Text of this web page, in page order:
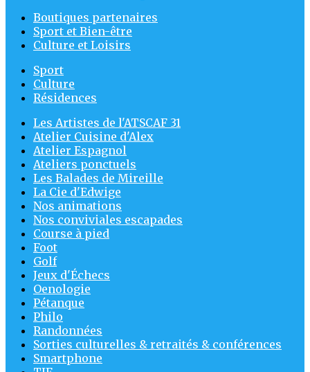
Boutiques partenaires
Sport et Bien-être
Culture et Loisirs
Sport
Culture
Résidences
Les Artistes de l'ATSCAF 31
Atelier Cuisine d'Alex
Atelier Espagnol
Ateliers ponctuels
Les Balades de Mireille
La Cie d'Edwige
Nos animations
Nos conviviales escapades
Course à pied
Foot
Golf
Jeux d'Échecs
Oenologie
Pétanque
Philo
Randonnées
Sorties culturelles & retraités & conférences
Smartphone